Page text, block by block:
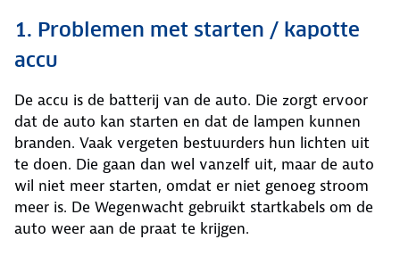
1. Problemen met starten / kapotte
accu
De accu is de batterij van de auto. Die zorgt ervoor
dat de auto kan starten en dat de lampen kunnen
branden. Vaak vergeten bestuurders hun lichten uit
te doen. Die gaan dan wel vanzelf uit, maar de auto
wil niet meer starten, omdat er niet genoeg stroom
meer is. De Wegenwacht gebruikt startkabels om de
auto weer aan de praat te krijgen.